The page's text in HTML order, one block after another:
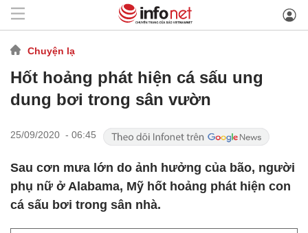
Chuyện lạ
Hốt hoảng phát hiện cá sấu ung
dung bơi trong sân vườn
25/09/2020 - 06:45
Sau cơn mưa lớn do ảnh hưởng của bão, người
phụ nữ ở Alabama, Mỹ hốt hoảng phát hiện con
cá sấu bơi trong sân nhà.